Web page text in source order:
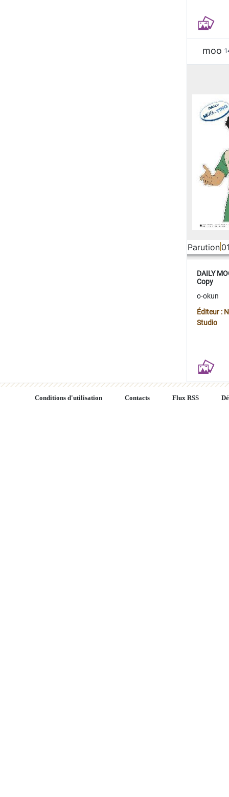
moo
Parution
DAILY
Copy
o-okun
Éditeur :
Studio
Conditions d'utilisation Contacts Flux RSS